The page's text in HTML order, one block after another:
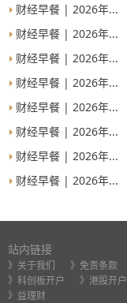
财经早餐 | 2026年...
财经早餐 | 2026年...
财经早餐 | 2026年...
财经早餐 | 2026年...
财经早餐 | 2026年...
财经早餐 | 2026年...
财经早餐 | 2026年...
财经早餐 | 2026年...
站内链接
》关于我们 》免责条款
》科创板开户
》港股开户
》益理财